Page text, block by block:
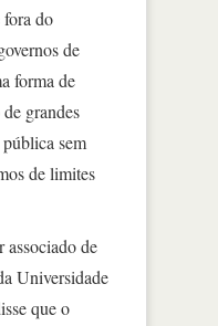
fora do
de
forma de
grandes
sem
de limites
associado de
Universidade
que o